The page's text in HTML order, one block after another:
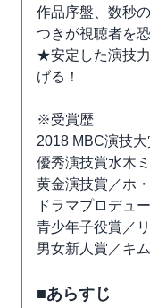
作品序盤、数秒
つきが視聴者を
★安定した演技
げる！
※受賞歴
2018 MBC演技大
優秀演技賞水木
黄金演技賞／ホ
ドラマプロデュ
青少年子役賞／
男女新人賞／キ
■あらすじ